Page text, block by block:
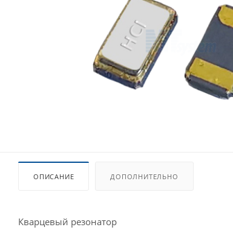
ОПИСАНИЕ ДОПОЛНИТЕЛЬНО
Кварцевый резонатор